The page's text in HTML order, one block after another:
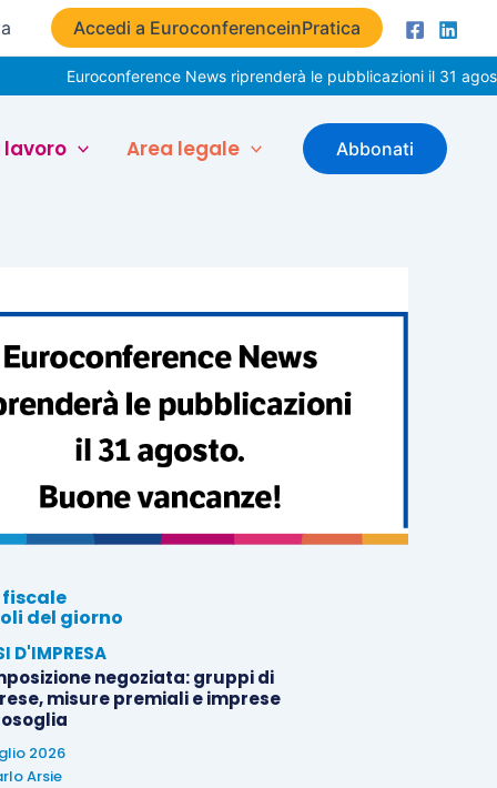
Accedi a EuroconferenceinPratica
Euroconference News riprenderà le pubblicazioni il 31 agosto.
lavoro Area legale Abbonati
del giorno
D'IMPRESA
negoziata: gruppi di
misure premiali e imprese
2026
Arsie